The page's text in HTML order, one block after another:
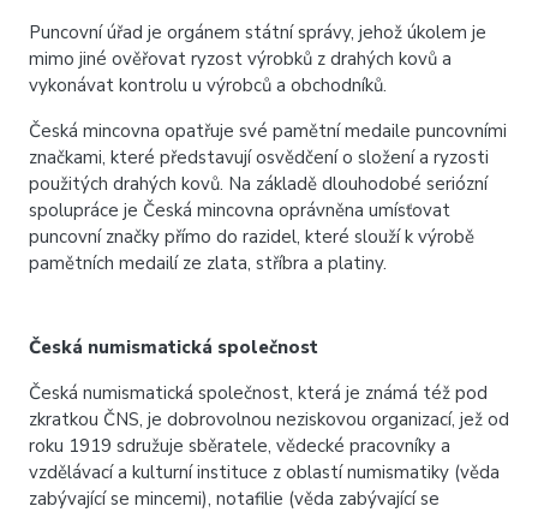
Puncovní úřad je orgánem státní správy, jehož úkolem je
mimo jiné ověřovat ryzost výrobků z drahých kovů a
vykonávat kontrolu u výrobců a obchodníků.
Česká mincovna opatřuje své pamětní medaile puncovními
značkami, které představují osvědčení o složení a ryzosti
použitých drahých kovů. Na základě dlouhodobé seriózní
spolupráce je Česká mincovna oprávněna umísťovat
puncovní značky přímo do razidel, které slouží k výrobě
pamětních medailí ze zlata, stříbra a platiny.
Česká numismatická společnost
Česká numismatická společnost, která je známá též pod
zkratkou ČNS, je dobrovolnou neziskovou organizací, jež od
roku 1919 sdružuje sběratele, vědecké pracovníky a
vzdělávací a kulturní instituce z oblastí numismatiky (věda
zabývající se mincemi), notafilie (věda zabývající se